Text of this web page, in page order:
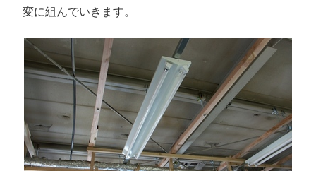
変に組んでいきます。